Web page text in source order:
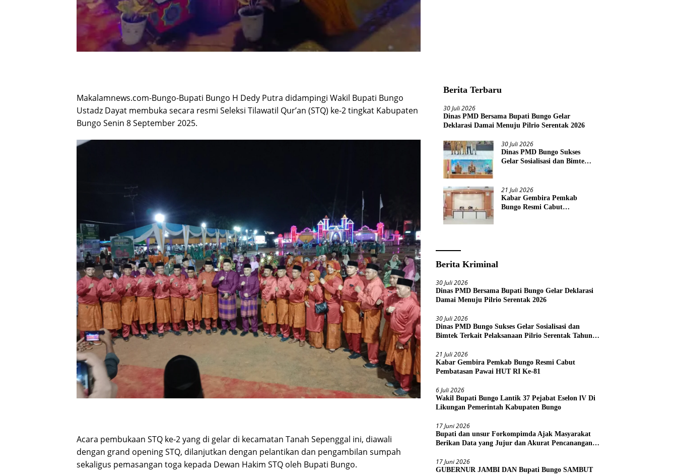
Makalamnews.com-Bungo-Bupati Bungo H Dedy Putra didampingi Wakil Bupati Bungo
Ustadz Dayat membuka secara resmi Seleksi Tilawatil Qur’an (STQ) ke-2 tingkat Kabupaten
Bungo Senin 8 September 2025.
Acara pembukaan STQ ke-2 yang di gelar di kecamatan Tanah Sepenggal ini, diawali
dengan grand opening STQ, dilanjutkan dengan pelantikan dan pengambilan sumpah
sekaligus pemasangan toga kepada Dewan Hakim STQ oleh Bupati Bungo.
Berita Terbaru
30 Juli 2026
Dinas PMD Bersama Bupati Bungo Gelar
Deklarasi Damai Menuju Pilrio Serentak 2026
30 Juli 2026
Dinas PMD Bungo Sukses
Gelar Sosialisasi dan Bimtek
21 Juli 2026
Kabar Gembira Pemkab
Bungo Resmi Cabut
Berita Kriminal
30 Juli 2026
Dinas PMD Bersama Bupati Bungo Gelar Deklarasi
Damai Menuju Pilrio Serentak 2026
30 Juli 2026
Dinas PMD Bungo Sukses Gelar Sosialisasi dan
Bimtek Terkait Pelaksanaan Pilrio Serentak Tahun
21 Juli 2026
Kabar Gembira Pemkab Bungo Resmi Cabut
Pembatasan Pawai HUT RI Ke-81
6 Juli 2026
Wakil Bupati Bungo Lantik 37 Pejabat Eselon lV Di
Likungan Pemerintah Kabupaten Bungo
17 Juni 2026
Bupati dan unsur Forkompimda Ajak Masyarakat
Berikan Data yang Jujur dan Akurat Pencanangan
17 Juni 2026
GUBERNUR JAMBI DAN Bupati Bungo SAMBUT